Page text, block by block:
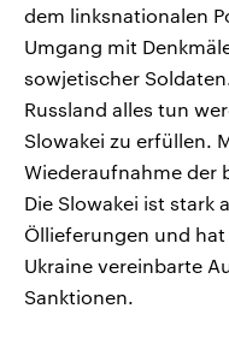
dem linksnationalen
Umgang mit
sowjetischer
Russland alles tun
Slowakei zu erfüllen.
Wiederaufnahme der
Die Slowakei ist stark
Öllieferungen und
Ukraine vereinbarte
Sanktionen.